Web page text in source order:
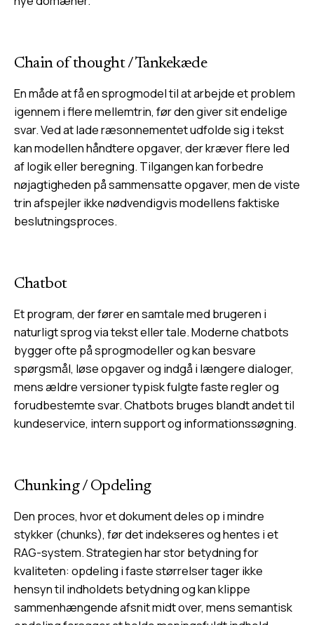
Chain of thought/Tankekæde
En måde at få en sprogmodel til at arbejde et problem
igennem i flere mellemtrin, før den giver sit endelige
svar. Ved at lade ræsonnementet udfolde sig i tekst
kan modellen håndtere opgaver, der kræver flere led
af logik eller beregning. Tilgangen kan forbedre
nøjagtigheden på sammensatte opgaver, men de viste
trin afspejler ikke nødvendigvis modellens faktiske
beslutningsproces.
Chatbot
Et program, der fører en samtale med brugeren i
naturligt sprog via tekst eller tale. Moderne chatbots
bygger ofte på sprogmodeller og kan besvare
spørgsmål, løse opgaver og indgå i længere dialoger,
mens ældre versioner typisk fulgte faste regler og
forudbestemte svar. Chatbots bruges blandt andet til
kundeservice, intern support og informationssøgning.
Chunking/ Opdeling
Den proces, hvor et dokument deles op i mindre
stykker (chunks), før det indekseres og hentes i et
RAG-system. Strategien har stor betydning for
kvaliteten: opdeling i faste størrelser tager ikke
hensyn til indholdets betydning og kan klippe
sammenhængende afsnit midt over, mens semantisk